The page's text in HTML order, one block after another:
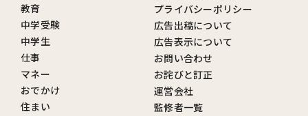
教育
中学受験
中学生
仕事
マネー
おでかけ
住まい
プライバシーポリシー
広告出稿について
広告表示について
お問い合わせ
お詫びと訂正
運営会社
監修者一覧